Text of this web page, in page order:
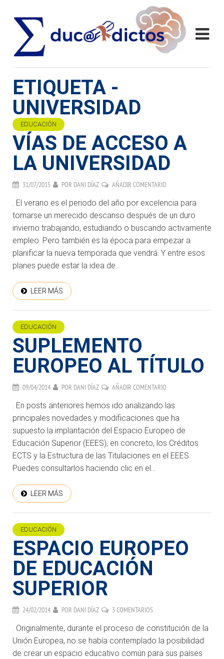
ETIQUETA -
UNIVERSIDAD
EDUCACIÓN
VÍAS DE ACCESO A
LA UNIVERSIDAD
31/07/2015 POR DANI DÍAZ AÑADIR COMENTARIO
. El verano es el periodo del año por excelencia para
tomarse un merecido descanso después de un duro
invierno trabajando, estudiando o buscando activamente
empleo. Pero también es la época para empezar a
planificar la nueva temporada que vendrá. Y entre esos
planes puede estar la idea de...
LEER MÁS
EDUCACIÓN
SUPLEMENTO
EUROPEO AL TÍTULO
09/04/2014 POR DANI DÍAZ AÑADIR COMENTARIO
. En posts anteriores hemos ido analizando las
principales novedades y modificaciones que ha
supuesto la implantación del Espacio Europeo de
Educación Superior (EEES), en concreto, los Créditos
ECTS y la Estructura de las Titulaciones en el EEES.
Puedes consultarlos haciendo clic en el...
LEER MÁS
EDUCACIÓN
ESPACIO EUROPEO
DE EDUCACIÓN
SUPERIOR
24/02/2014 POR DANI DÍAZ 3 COMENTARIOS
. Originalmente, durante el proceso de constitución de la
Unión Europea, no se había contemplado la posibilidad
de crear un espacio educativo común para sus países